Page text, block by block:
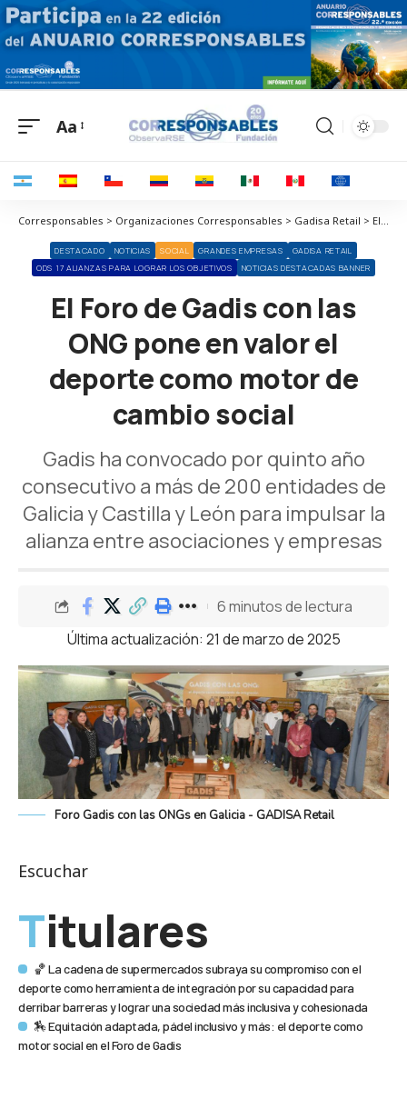
Aa
Corresponsables > Organizaciones Corresponsables > Gadisa Retail > El Foro de Gadis con las ONG pone en valor el deporte como motor de cambio social
DESTACADO NOTICIAS SOCIAL GRANDES EMPRESAS
GADISA RETAIL
ODS 17 ALIANZAS PARA LOGRAR LOS OBJETIVOS
NOTICIAS DESTACADAS BANNER
El Foro de Gadis con las
ONG pone en valor el
deporte como motor de
cambio social
Gadis ha convocado por quinto año
consecutivo a más de 200 entidades de
Galicia y Castilla y León para impulsar la
alianza entre asociaciones y empresas
Última actualización: 21 de marzo de 2025
6 minutos de lectura
Foro Gadis con las ONGs en Galicia - GADISA Retail
Escuchar
Titulares
🏀 La cadena de supermercados subraya su compromiso con el
deporte como herramienta de integración por su capacidad para
derribar barreras y lograr una sociedad más inclusiva y cohesionada
🏇 Equitación adaptada, pádel inclusivo y más: el deporte como
motor social en el Foro de Gadis